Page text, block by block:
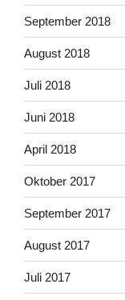
September 2018
August 2018
Juli 2018
Juni 2018
April 2018
Oktober 2017
September 2017
August 2017
Juli 2017